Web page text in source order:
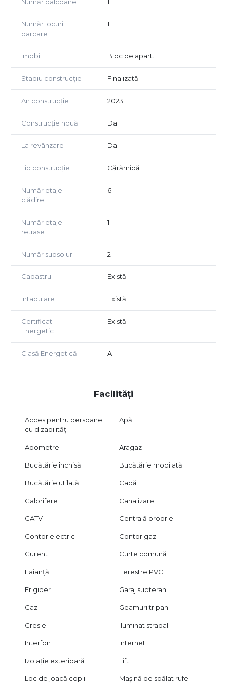
vă stăm la dispoziție!
Număr locuri
parcare
1
Imobil Bloc de apart.
Stadiu construcție Finalizată
An construcție 2023
Construcție nouă Da
La revânzare Da
Tip construcție Cărămidă
Număr etaje
clădire
6
Număr etaje
retrase
1
Număr subsoluri 2
Cadastru Există
Intabulare Există
Certificat
Energetic
Există
Clasă Energetică A
Facilități
Acces pentru persoane
cu dizabilități
Apă
Apometre Aragaz
Bucătărie închisă Bucătărie mobilată
Bucătărie utilată Cadă
Calorifere Canalizare
CATV Centrală proprie
Contor electric Contor gaz
Curent Curte comună
Faianță Ferestre PVC
Frigider Garaj subteran
Gaz Geamuri tripan
Gresie Iluminat stradal
Interfon Internet
Izolație exterioară Lift
Loc de joacă copii Mașină de spălat rufe